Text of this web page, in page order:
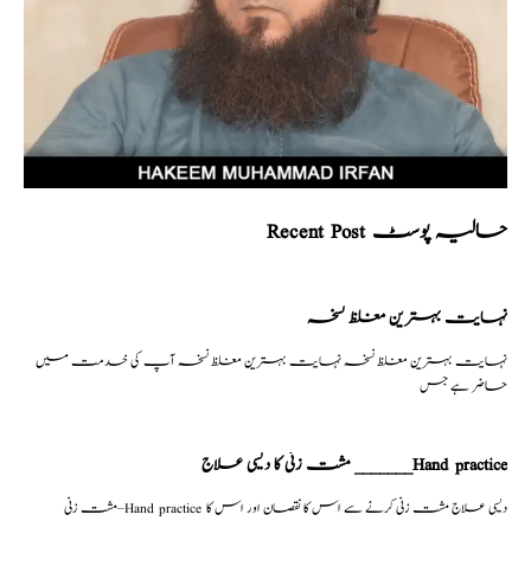
Recent Post حالیہ پوسٹ
نہایت بہترین مغلظ نسخہ
نہایت بہترین مغلظ نسخہ نہایت بہترین مغلظ نسخہ آپ کی خدمت میں
حاضر ہے جس
مشت زنی کا دیسی علاج _______Hand practice
مشت زنی–Hand practice دیسی علاج مشت زنی کرنے سے اس کا نقصان اور اس کا